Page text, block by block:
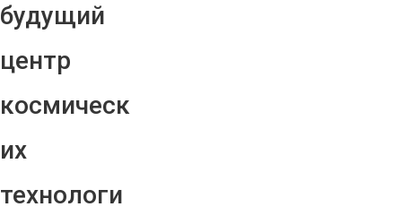
будущий
центр
космическ
их
технологи